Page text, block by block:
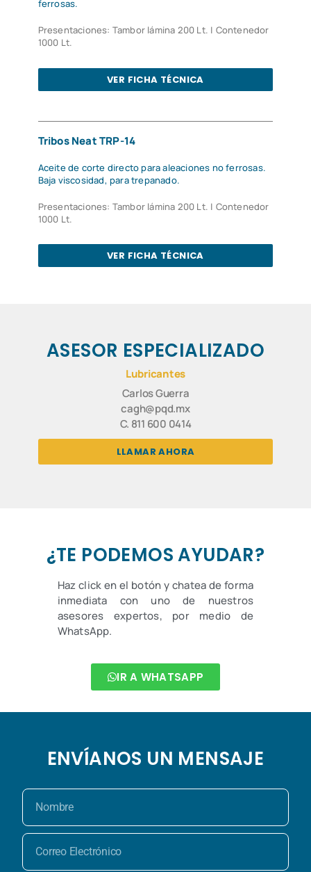
ferrosas.
Presentaciones: Tambor lámina 200 Lt. | Contenedor
1000 Lt.
VER FICHA TÉCNICA
Tribos Neat TRP-14
Aceite de corte directo para aleaciones no ferrosas.
Baja viscosidad, para trepanado.
Presentaciones: Tambor lámina 200 Lt. | Contenedor
1000 Lt.
VER FICHA TÉCNICA
ASESOR ESPECIALIZADO
Lubricantes
Carlos Guerra
cagh@pqd.mx
C. 811 600 0414
LLAMAR AHORA
¿TE PODEMOS AYUDAR?
Haz click en el botón y chatea de forma
inmediata con uno de nuestros
asesores expertos, por medio de
WhatsApp.
IR A WHATSAPP
ENVÍANOS UN MENSAJE